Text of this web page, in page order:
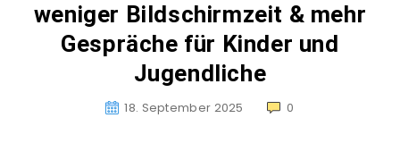
weniger Bildschirmzeit & mehr
Gespräche für Kinder und
Jugendliche
18. September 2025 0